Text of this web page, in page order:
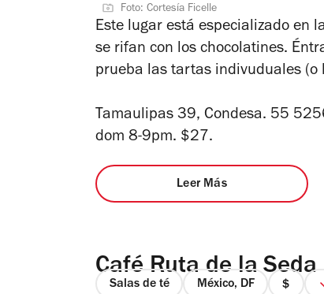
de
4
Foto: Cortesía Ficelle
Este lugar está especializado en
se rifan con los chocolatines.
prueba las tartas indivuduales (o
Tamaulipas 39, Condesa. 55
dom 8-9pm. $27.
Leer Más
Café Ruta de la Seda
Salas de té México, DF